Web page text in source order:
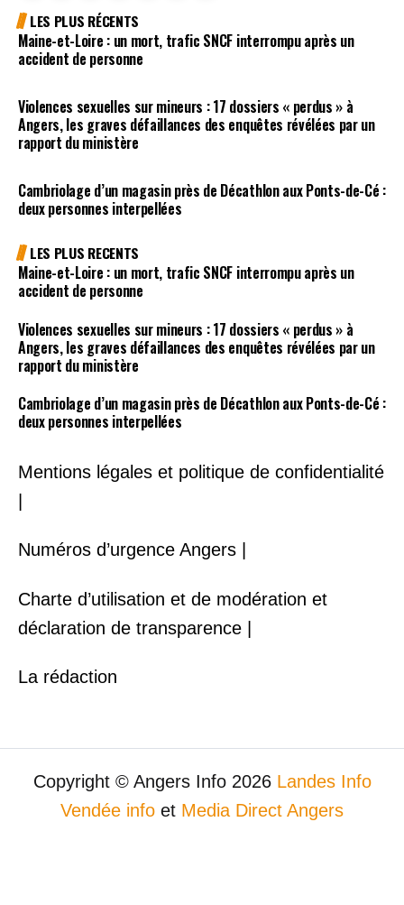
LES PLUS RÉCENTS
Maine-et-Loire : un mort, trafic SNCF interrompu après un
accident de personne
Violences sexuelles sur mineurs : 17 dossiers « perdus » à
Angers, les graves défaillances des enquêtes révélées par un
rapport du ministère
Cambriolage d’un magasin près de Décathlon aux Ponts-de-Cé :
deux personnes interpellées
LES PLUS RECENTS
Maine-et-Loire : un mort, trafic SNCF interrompu après un
accident de personne
Violences sexuelles sur mineurs : 17 dossiers « perdus » à
Angers, les graves défaillances des enquêtes révélées par un
rapport du ministère
Cambriolage d’un magasin près de Décathlon aux Ponts-de-Cé :
deux personnes interpellées
Mentions légales et politique de confidentialité
Numéros d’urgence Angers |
Charte d’utilisation et de modération et
déclaration de transparence |
La rédaction
Copyright © Angers Info 2026 Landes Info
Vendée info et Media Direct Angers